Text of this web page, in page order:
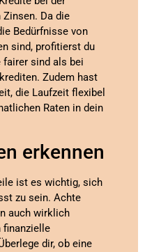
Da die
Bedürfnisse von
sind, profitierst du
sind als bei
Zudem hast
die Laufzeit flexibel
Raten in dein
erkennen
ist es wichtig, sich
zu sein. Achte
auch wirklich
finanzielle
dir, ob eine